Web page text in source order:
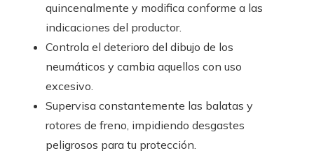
quincenalmente y modifica conforme a las
indicaciones del productor.
Controla el deterioro del dibujo de los
neumáticos y cambia aquellos con uso
excesivo.
Supervisa constantemente las balatas y
rotores de freno, impidiendo desgastes
peligrosos para tu protección.